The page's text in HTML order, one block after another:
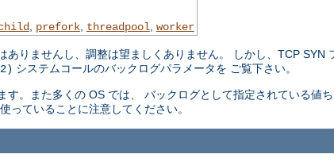
, prefork, threadpool, worker
りませんし、調整は望ましくありません。 しかし、TCP SYN
システムコールのバックログパラメータを ご覧下さい。
。また多くの OS では、 バックログとして指定されている値
っていることに注意してください。